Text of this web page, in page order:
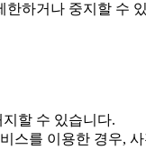
하거나 중지할 수
할 수 있습니다.
스를 이용한 경우,